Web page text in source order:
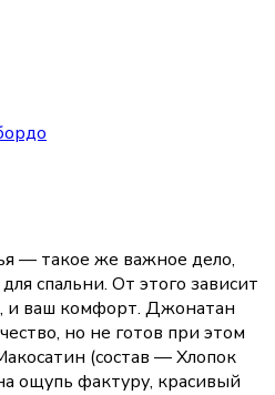
— такое же важное дело,
спальни. От этого зависит
и ваш комфорт. Джонатан
но не готов при этом
(состав — Хлопок
ощупь фактуру, красивый